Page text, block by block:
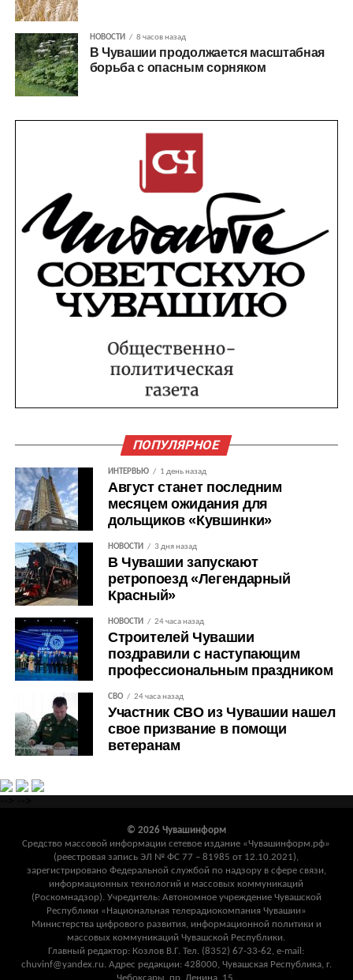
НОВОСТИ 8 часов назад
В Чувашии продолжается масштабная
борьба с опасным сорняком
ПОПУЛЯРНОЕ
ИНТЕРВЬЮ 1 день назад
Август станет последним
месяцем ожидания для
дольщиков «Кувшинки»
НОВОСТИ 3 дня назад
В Чувашии запускают
ретропоезд «Легендарный
Красный»
НОВОСТИ 24 часа назад
Строителей Чувашии
поздравили с наступающим
профессиональным праздником
СВО 24 часа назад
Участник СВО из Чувашии нашел
свое призвание в помощи
ветеранам
© 2026 Чувашинформ
Средство массовой информации сетевое издание «Чувашинформ.рф»
(реестровая запись ЭЛ № ФС 77 – 81985 от 12.10.2021),
зарегистрировано Федеральной службой по надзору в сфере связи,
информационных технологий и массовых коммуникаций
(Роскомнадзор). Учредитель: Автономное учреждение Чувашской
Республики «Национальная телерадиокомпания Чувашии»
Министерства цифрового развития, информационной политики и
массовых коммуникаций Чувашской Республики.
Главный редактор: Козлов В.Г. Тел. (8352) 67-33-62, e-mail:
chuvinf@yandex.ru. Адрес редакции: 428000, Чувашская Республика, г.